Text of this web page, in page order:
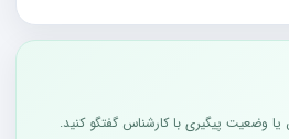
وضعیت پیگیری با کارشناس گفتگو کنید.